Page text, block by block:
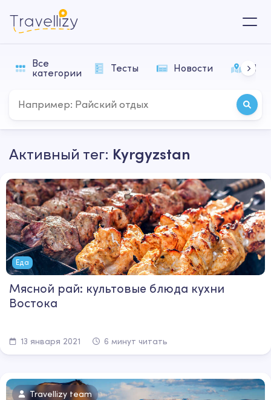
Все
категории
Тесты Новости
Активный тег: Kyrgyzstan
Еда
Мясной рай: культовые блюда кухни
Востока
13 января 2021 6 минут читать
Travellizy team